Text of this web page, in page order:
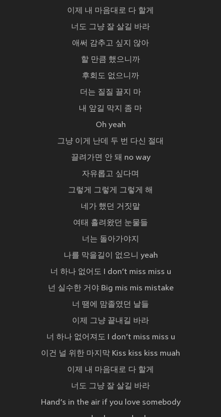
이제 내 마음대로 다 할게
너도 그냥 잘 살길 바라
애써 감추고 싶지 않아
할 만큼 했으니까
후회도 없으니까
더는 질질 끌지 마
내 앞길 막지 좀 마
Oh yeah
그냥 이게 난데 두 번 다신 절대
끌려가면 안 돼 no way
자유롭고 싶다며
그렇게 그렇게 그렇게 해
네가 했던 거짓말
여태 흘려왔던 눈물들
너는 돌아가야지
나를 막을길이 없으니 yeah
너 하나 없어도 I don’t miss miss u
넌 실수한 거야 Big mis mis mistake
너 땜에 맘졸였던 날들
이제 그냥 끝내길 바라
너 하나 없어져도 I don’t miss miss u
이건 널 위한 마지막 Kiss kiss kiss muah
이제 내 마음대로 다 할게
너도 그냥 잘 살길 바라
Hand’s in the air if you love somebody